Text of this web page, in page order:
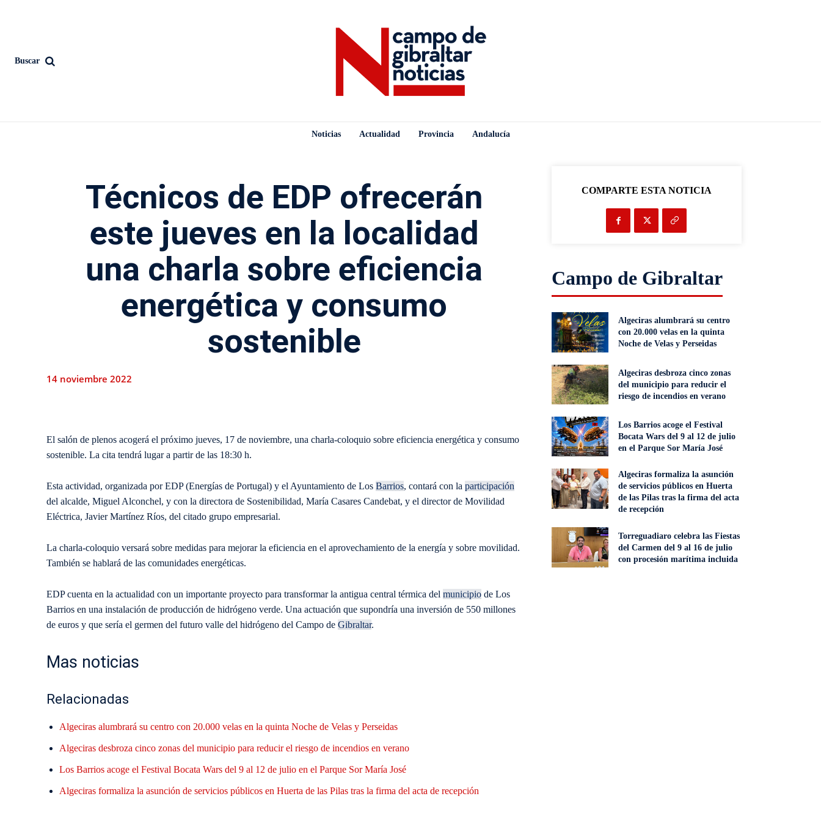
Buscar
Noticias Actualidad Provincia Andalucía
Técnicos de EDP ofrecerán
este jueves en la localidad
una charla sobre eficiencia
energética y consumo
sostenible
14 noviembre 2022
El salón de plenos acogerá el próximo jueves, 17 de noviembre, una charla-coloquio sobre eficiencia energética y consumo
sostenible. La cita tendrá lugar a partir de las 18:30 h.
Esta actividad, organizada por EDP (Energías de Portugal) y el Ayuntamiento de Los Barrios, contará con la participación
del alcalde, Miguel Alconchel, y con la directora de Sostenibilidad, María Casares Candebat, y el director de Movilidad
Eléctrica, Javier Martínez Ríos, del citado grupo empresarial.
La charla-coloquio versará sobre medidas para mejorar la eficiencia en el aprovechamiento de la energía y sobre movilidad.
También se hablará de las comunidades energéticas.
EDP cuenta en la actualidad con un importante proyecto para transformar la antigua central térmica del municipio de Los
Barrios en una instalación de producción de hidrógeno verde. Una actuación que supondría una inversión de 550 millones
de euros y que sería el germen del futuro valle del hidrógeno del Campo de Gibraltar.
Mas noticias
Relacionadas
Algeciras alumbrará su centro con 20.000 velas en la quinta Noche de Velas y Perseidas
Algeciras desbroza cinco zonas del municipio para reducir el riesgo de incendios en verano
Los Barrios acoge el Festival Bocata Wars del 9 al 12 de julio en el Parque Sor María José
Algeciras formaliza la asunción de servicios públicos en Huerta de las Pilas tras la firma del acta de recepción
COMPARTE ESTA NOTICIA
Campo de Gibraltar
Algeciras alumbrará su centro
con 20.000 velas en la quinta
Noche de Velas y Perseidas
Algeciras desbroza cinco zonas
del municipio para reducir el
riesgo de incendios en verano
Los Barrios acoge el Festival
Bocata Wars del 9 al 12 de julio
en el Parque Sor María José
Algeciras formaliza la asunción
de servicios públicos en Huerta
de las Pilas tras la firma del acta
de recepción
Torreguadiaro celebra las Fiestas
del Carmen del 9 al 16 de julio
con procesión marítima incluida